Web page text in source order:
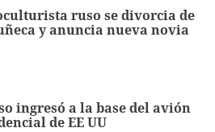
ruso se divorcia de
y anuncia nueva novia
ingresó a la base del avión
de EE UU